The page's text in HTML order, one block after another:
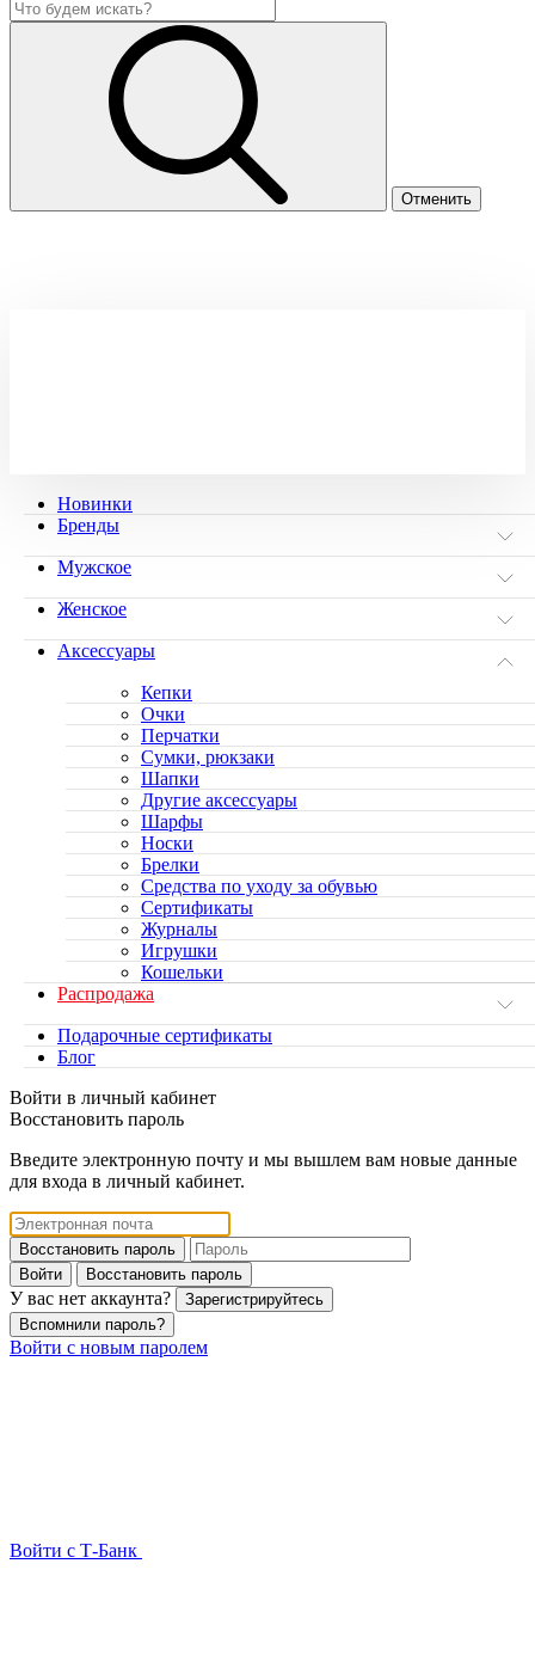
Новинки
Бренды
Мужское
Женское
Аксессуары
Кепки
Очки
Перчатки
Сумки, рюкзаки
Шапки
Другие аксессуары
Шарфы
Носки
Брелки
Средства по уходу за обувью
Сертификаты
Журналы
Игрушки
Кошельки
Распродажа
Подарочные сертификаты
Блог
Войти в личный кабинет
Восстановить пароль
Введите электронную почту и мы вышлем вам новые данные
для входа в личный кабинет.
Восстановить пароль
Войти
Восстановить пароль
У вас нет аккаунта?
Зарегистрируйтесь
Вспомнили пароль?
Войти с новым паролем
Войти с Т-Банк